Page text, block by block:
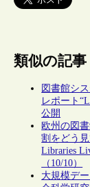
類似の記事
図書館シ
レポート
公開
欧州の図
割をどう
Libraries
（10/10）
大規模デ